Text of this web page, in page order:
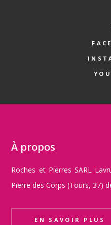
À propos
Roches et Pierres SARL
Pierre des Corps (Tours, 37)
EN SAVOIR PLUS